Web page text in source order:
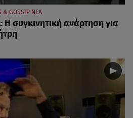
& GOSSIP ΝΕΑ
Η συγκινητική ανάρτηση για